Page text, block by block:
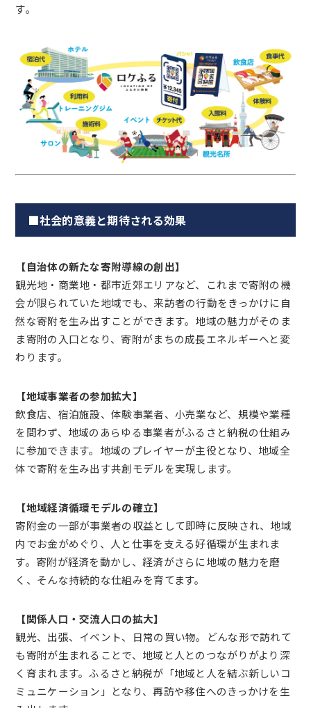
す。
■社会的意義と期待される効果
【自治体の新たな寄附導線の創出】
観光地・商業地・都市近郊エリアなど、これまで寄附の機
会が限られていた地域でも、来訪者の行動をきっかけに自
然な寄附を生み出すことができます。地域の魅力がそのま
ま寄附の入口となり、寄附がまちの成長エネルギーへと変
わります。
【地域事業者の参加拡大】
飲食店、宿泊施設、体験事業者、小売業など、規模や業種
を問わず、地域のあらゆる事業者がふるさと納税の仕組み
に参加できます。地域のプレイヤーが主役となり、地域全
体で寄附を生み出す共創モデルを実現します。
【地域経済循環モデルの確立】
寄附金の一部が事業者の収益として即時に反映され、地域
内でお金がめぐり、人と仕事を支える好循環が生まれま
す。寄附が経済を動かし、経済がさらに地域の魅力を磨
く、そんな持続的な仕組みを育てます。
【関係人口・交流人口の拡大】
観光、出張、イベント、日常の買い物。どんな形で訪れて
も寄附が生まれることで、地域と人とのつながりがより深
く育まれます。ふるさと納税が「地域と人を結ぶ新しいコ
ミュニケーション」となり、再訪や移住へのきっかけを生